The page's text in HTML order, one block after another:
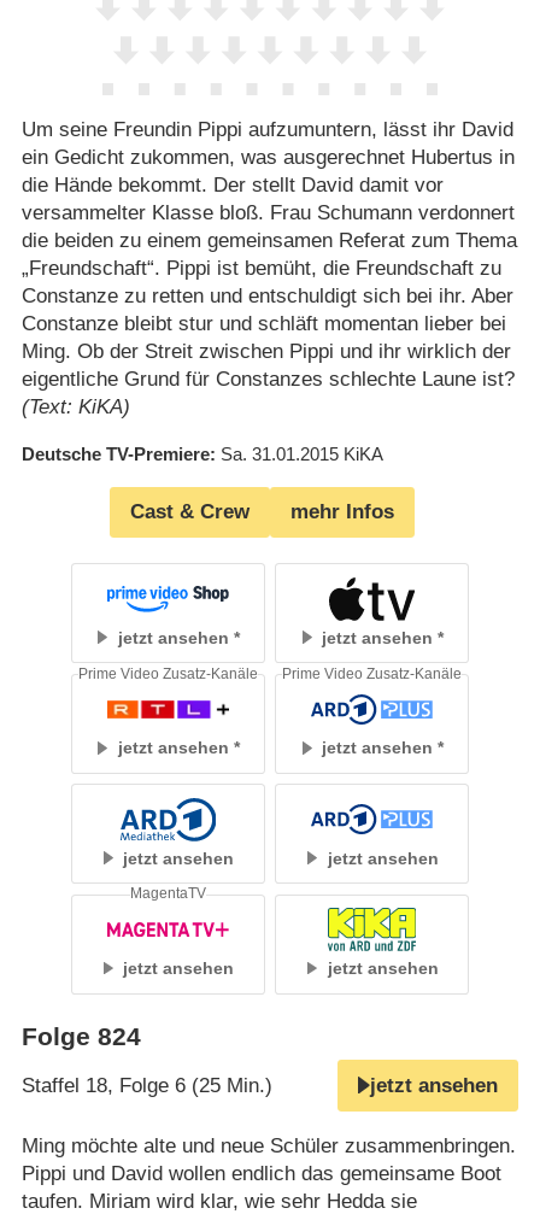
Um seine Freundin Pippi aufzumuntern, lässt ihr David
ein Gedicht zukommen, was ausgerechnet Hubertus in
die Hände bekommt. Der stellt David damit vor
versammelter Klasse bloß. Frau Schumann verdonnert
die beiden zu einem gemeinsamen Referat zum Thema
„Freundschaft“. Pippi ist bemüht, die Freundschaft zu
Constanze zu retten und entschuldigt sich bei ihr. Aber
Constanze bleibt stur und schläft momentan lieber bei
Ming. Ob der Streit zwischen Pippi und ihr wirklich der
eigentliche Grund für Constanzes schlechte Laune ist?
(Text: KiKA)
Deutsche TV-Premiere Sa. 31.01.2015 KiKA
Cast & Crew mehr Infos
jetzt ansehen jetzt ansehen
jetzt ansehen
Prime Video Zusatz-Kanäle
jetzt ansehen
Prime Video Zusatz-Kanäle
jetzt ansehen jetzt ansehen
jetzt ansehen
MagentaTV
jetzt ansehen
Folge 824
Staffel 18, Folge 6 (25 Min.) jetzt ansehen
Ming möchte alte und neue Schüler zusammenbringen.
Pippi und David wollen endlich das gemeinsame Boot
taufen. Miriam wird klar, wie sehr Hedda sie